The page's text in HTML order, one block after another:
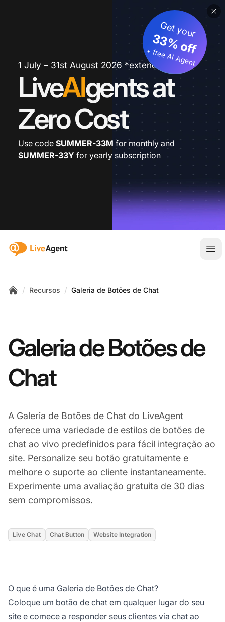
1 July – 31st August 2026 *extended
LiveAIgents at
Zero Cost
Get your
33% off
+ free AI Agent
Use code SUMMER-33M for monthly and
SUMMER-33Y for yearly subscription
:site.title
/ Recursos / Galeria de Botões de Chat
Galeria de Botões de
Chat
A Galeria de Botões de Chat do LiveAgent
oferece uma variedade de estilos de botões de
chat ao vivo predefinidos para fácil integração ao
site. Personalize seu botão gratuitamente e
melhore o suporte ao cliente instantaneamente.
Experimente uma avaliação gratuita de 30 dias
sem compromissos.
Live Chat Chat Button Website Integration
O que é uma Galeria de Botões de Chat?
Coloque um botão de chat em qualquer lugar do seu
site e comece a responder seus clientes via chat ao